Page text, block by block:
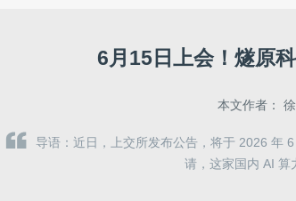
6月15日上会！燧原
本文作者：
导语：近日，上交所发布公告，将于 2026 年
请，这家国内 AI 算